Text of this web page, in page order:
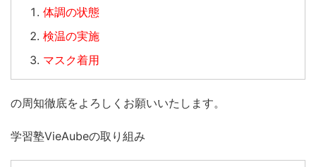
体調の状態
検温の実施
マスク着用
の周知徹底をよろしくお願いいたします。
学習塾VieAubeの取り組み